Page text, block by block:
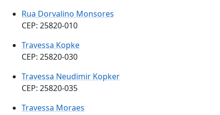
Rua Dorvalino Monsores
CEP: 25820-010
Travessa Kopke
CEP: 25820-030
Travessa Neudimir Kopker
CEP: 25820-035
Travessa Moraes